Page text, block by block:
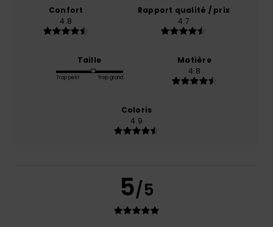
Confort
4.8
Rapport qualité / prix
4.7
Taille
Trop petit Trop grand
Matière
4.8
Coloris
4.9
5/5